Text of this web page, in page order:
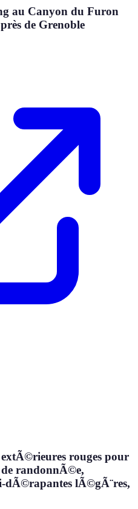
au Canyon du Furon
de Grenoble
rouges pour
de randonnÃ©e,
dÃ©rapantes lÃ©gÃ¨res,